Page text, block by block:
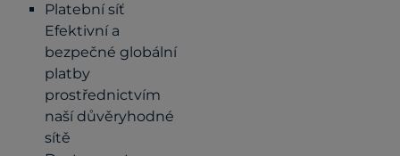
Platební síť
Efektivní a
bezpečné globální
platby
prostřednictvím
naší důvěryhodné
sítě